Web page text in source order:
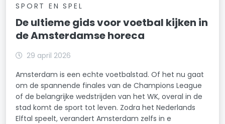
Reigersbos
Rijnbuurt
Schinkelbuurt
Sloten/Nieuw-Sloten
Sloterdijk Nieuw-West
SPORT EN SPEL
De ultieme gids voor voetbal kijken in
de Amsterdamse horeca
29 april 2026
Amsterdam is een echte voetbalstad. Of het nu gaat
om de spannende finales van de Champions League
of de belangrijke wedstrijden van het WK, overal in de
stad komt de sport tot leven. Zodra het Nederlands
Elftal speelt, verandert Amsterdam zelfs in e